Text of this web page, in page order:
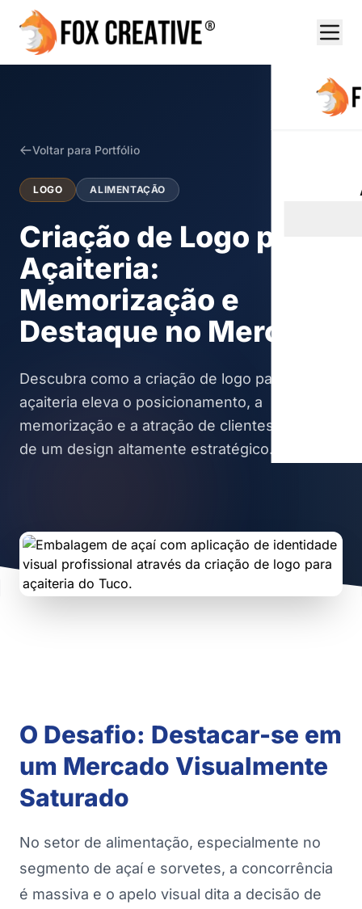
Voltar para Portfólio
LOGO ALIMENTAÇÃO
Criação de Logo para
Açaiteria:
Memorização e
Destaque no Mercado
Descubra como a criação de logo para
açaiteria eleva o posicionamento, a
memorização e a atração de clientes através
de um design altamente estratégico.
O Desafio: Destacar-se em
um Mercado Visualmente
Saturado
No setor de alimentação, especialmente no
segmento de açaí e sorvetes, a concorrência
é massiva e o apelo visual dita a decisão de